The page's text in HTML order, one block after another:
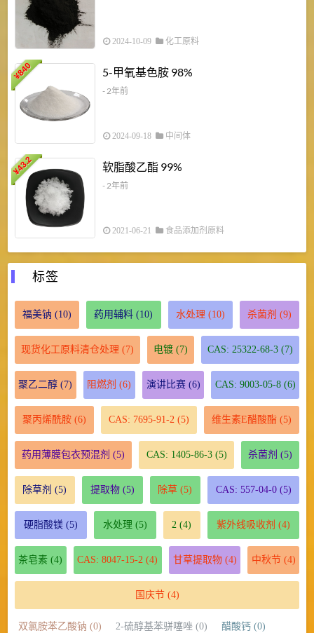
2024-10-09 化工原料
¥
840 5-甲氧基色胺 98%
- 2年前
2024-09-18 中间体
¥
43.2 软脂酸乙酯 99%
- 2年前
2021-06-21 食品添加剂原料
标签
福美钠 (10) 药用辅料 (10) 水处理 (10) 杀菌剂 (9)
现货化工原料清仓处理 (7) 电镀 (7) CAS: 25322-68-3 (7)
聚乙二醇 (7) 阻燃剂 (6) 演讲比赛(6) CAS: 9003-05-8(6)
聚丙烯酰胺(6) CAS: 7695-91-2 (5) 维生素E醋酸酯 (5)
药用薄膜包衣预混剂 (5) CAS: 1405-86-3(5) 杀菌剂 (5)
除草剂 (5) 提取物(5) 除草 (5) CAS: 557-04-0(5)
硬脂酸镁(5) 水处理 (5) 2 (4) 紫外线吸收剂 (4)
茶皂素 (4) CAS: 8047-15-2 (4) 甘草提取物(4) 中秋节(4)
国庆节(4)
双氯胺苯乙酸钠 (0) 2-硫醇基苯骈噻唑 (0) 醋酸钙 (0)